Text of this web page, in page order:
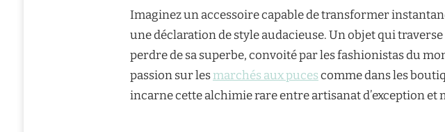
Imaginez un accessoire capable de transformer
une déclaration de style audacieuse. Un objet qui
perdre de sa superbe, convoité par les fashionistas du
passion sur lesmarchés aux pucescomme dans les
incarne cette alchimie rare entre artisanat d’exception